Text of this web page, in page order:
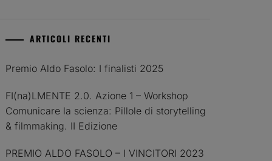
ARTICOLI RECENTI
Premio Aldo Fasolo: I finalisti 2025
FI(na)LMENTE 2.0. Azione 1 – Workshop
Comunicare la scienza: Pillole di storytelling
& filmmaking. II Edizione
PREMIO ALDO FASOLO – I VINCITORI 2023